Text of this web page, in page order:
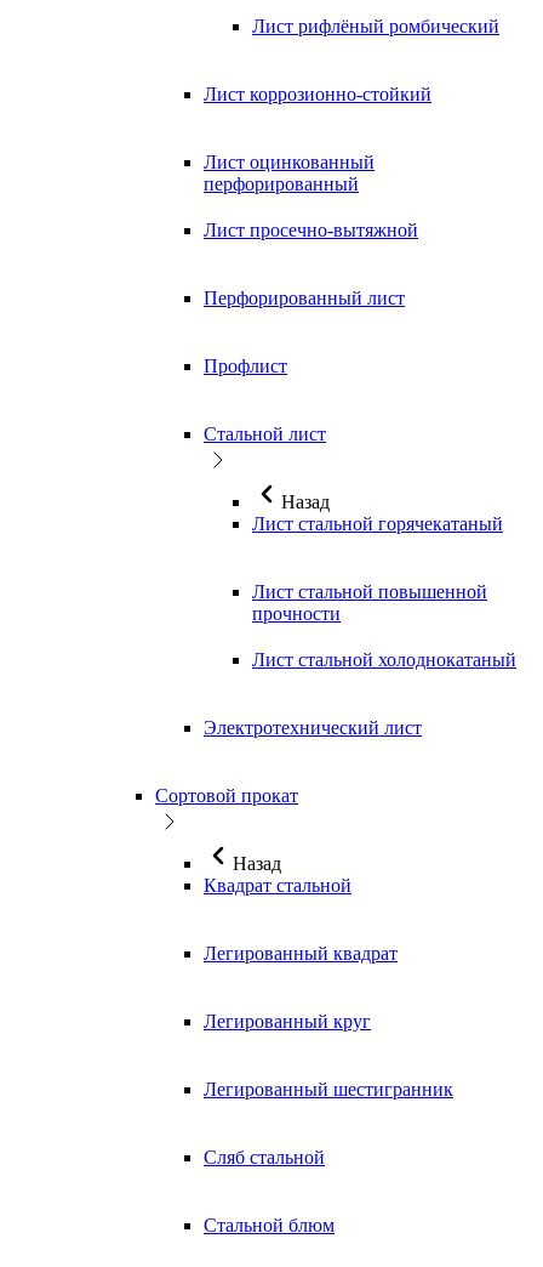
Лист рифлёный ромбический
Лист коррозионно-стойкий
Лист оцинкованный
перфорированный
Лист просечно-вытяжной
Перфорированный лист
Профлист
Стальной лист
Назад
Лист стальной горячекатаный
Лист стальной повышенной
прочности
Лист стальной холоднокатаный
Электротехнический лист
Сортовой прокат
Назад
Квадрат стальной
Легированный квадрат
Легированный круг
Легированный шестигранник
Сляб стальной
Стальной блюм